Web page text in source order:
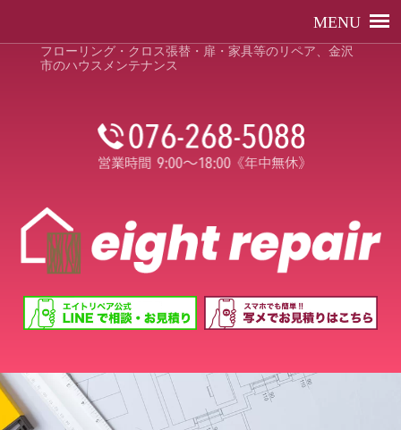
フローリング・クロス張替・扉・家具等のリペア、金沢
市のハウスメンテナンス